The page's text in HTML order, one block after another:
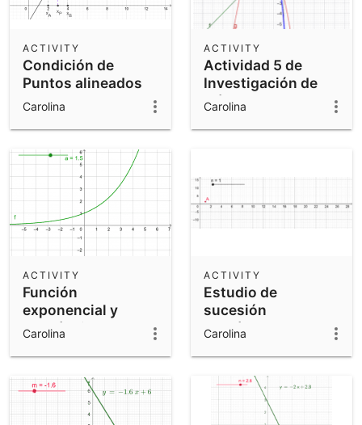
Community Resources
Get started with our Resources
Notes
App Downloads
Get started with the GeoGebra Apps
Condición de
Puntos alineados
ACTIVITY
Carolina
Actividad 5 de
Investigación de
raíces de h
ACTIVITY
Carolina
Función
exponencial y
logarítmica
ACTIVITY
Carolina
Estudio de
sucesión
monótona y
ACTIVITY
Carolina